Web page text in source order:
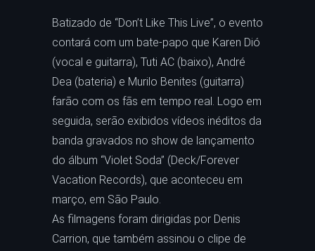
Batizado de “Don’t Like This Live”, o evento
contará com um bate-papo que Karen Dió
(vocal e guitarra), Tuti AC (baixo), André
Dea (bateria) e Murilo Benites (guitarra)
farão com os fãs em tempo real. Logo em
seguida, serão exibidos vídeos inéditos da
banda gravados no show de lançamento
do álbum “Violet Soda” (Deck/Forever
Vacation Records), que aconteceu em
março, em São Paulo.
As filmagens foram dirigidas por Denis
Carrion, que também assinou o clipe de